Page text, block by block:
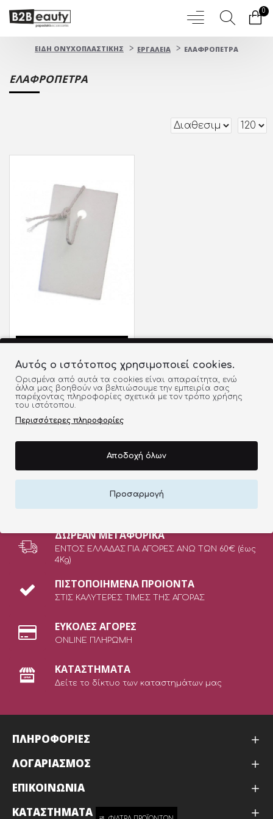
0
ΕΙΔΗ ΟΝΥΧΟΠΛΑΣΤΙΚΗΣ ΕΡΓΑΛΕΙΑ ΕΛΑΦΡΟΠΕΤΡΑ
ΕΛΑΦΡΟΠΕΤΡΑ
RO-RO ΕΛΑΦΡΟΠΕΤΡΑ
ΓΙΑ ΧΕΡΙΑ ΚΑΙ ΠΟΔΙΑ
TL143
Τέλος Λίστας
ΔΩΡEAN ΜΕΤΑΦΟΡΙΚΑ
ΕΝΤΟΣ ΕΛΛΑΔΑΣ ΓΙΑ ΑΓΟΡΕΣ ΑΝΩ ΤΩΝ 60€ (έως
4Kg)
ΠΙΣΤΟΠΟΙΗΜΕΝΑ ΠΡΟΙΟΝΤΑ
ΣΤΙΣ ΚΑΛΥΤΕΡΕΣ ΤΙΜΕΣ ΤΗΣ ΑΓΟΡΑΣ
ΕΥΚΟΛΕΣ ΑΓΟΡΕΣ
ONLINE ΠΛΗΡΩΜΗ
ΚΑΤΑΣΤΗΜΑΤΑ
Δείτε το δίκτυο των καταστημάτων μας
ΠΛΗΡΟΦΟΡΙΕΣ
ΛΟΓΑΡΙΑΣΜΟΣ
ΕΠΙΚΟΙΝΩΝΙΑ
ΚΑΤΑΣΤΉΜΑΤΑ
Αυτός ο ιστότοπος χρησιμοποιεί cookies.
Ορισμένα από αυτά τα cookies είναι απαραίτητα, ενώ
άλλα μας βοηθούν να βελτιώσουμε την εμπειρία σας
παρέχοντας πληροφορίες σχετικά με τον τρόπο χρήσης
του ιστότοπου.
Περισσότερες πληροφορίες
Αποδοχή όλων
Προσαρμογή